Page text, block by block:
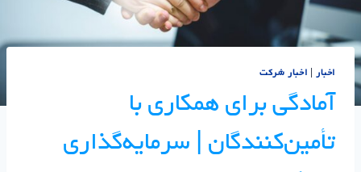
اخبار اخبار شرکت
آمادگی برای همکاری با
تأمین‌کنندگان | سرمایه‌گذاری